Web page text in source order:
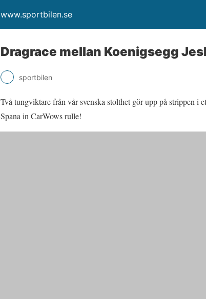
www.sportbilen.se
Dragrace mellan Koenigsegg
sportbilen
Två tungviktare från vår svenska stolthet gör upp på strippen i
Spana in CarWows rulle!